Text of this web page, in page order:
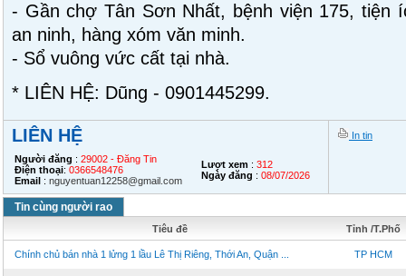
- Gần chợ Tân Sơn Nhất, bệnh viện 175, tiện
an ninh, hàng xóm văn minh.
- Sổ vuông vức cất tại nhà.
* LIÊN HỆ: Dũng - 0901445299.
LIÊN HỆ
Người đăng : 29002 - Đăng Tin
Điện thoại: 0366548476
Email : nguyentuan12258@gmail.com
Lượt xem : 312
Ngày đăng : 08/07/2026
In tin
Tin cùng người rao
Tiêu đề Tỉnh /T.Phố
Chính chủ bán nhà 1 lửng 1 lầu Lê Thị Riêng, Thới An, Quận ... TP HCM